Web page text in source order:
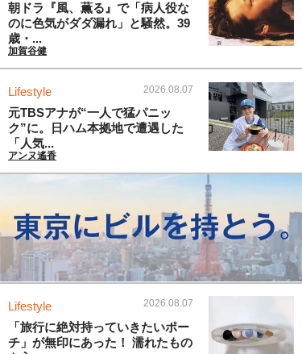
朝ドラ『風、薫る』で「病人役な
のに色気がダダ漏れ」と騒然。39
歳・...
加賀谷健
Lifestyle 2026.08.07
元TBSアナが“一人で猛パニッ
ク”に。日ハム本拠地で遭遇した
「人気...
アンヌ遙香
Lifestyle 2026.08.07
「旅行に絶対持っていきたいポー
チ」が無印にあった！ 濡れたもの